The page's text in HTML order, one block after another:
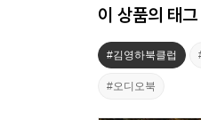
이 상품의 태그
#김영하북클럽
#오디오북